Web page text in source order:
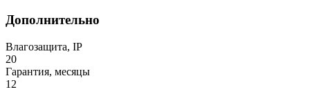
Дополнительно
Влагозащита, IP
20
Гарантия, месяцы
12